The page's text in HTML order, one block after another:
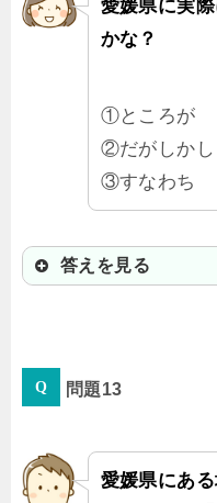
愛媛県に実
かな？
①ところが
②だがしかし
③すなわち
答えを見る
漢字で書くと「
問題13
愛媛県にあ